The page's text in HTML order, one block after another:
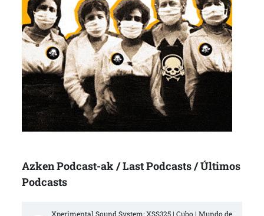
Azken Podcast-ak / Last Podcasts / Últimos
Podcasts
Xperimental Sound System: XSS325 | Cubo | Mundo de